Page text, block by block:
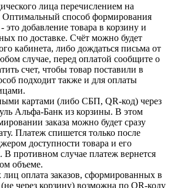
лица перечислением на
Оптимальный способ формирования
это добавление товара в корзину и
по доставке. Счёт можно будет
кабинета, либо дождаться письма от
случае, перед оплатой сообщите о
счет, чтобы товар поставили в
подходит также и для оплаты
картами (либо СБП, QR-код) через
Альфа-Банк из корзины. В этом
заказа можно будет сразу
Платеж спишется только после
доступности товара и его
В противном случае платеж вернется
объеме.
оплата заказов, сформированных в
через корзину) возможна по QR-коду